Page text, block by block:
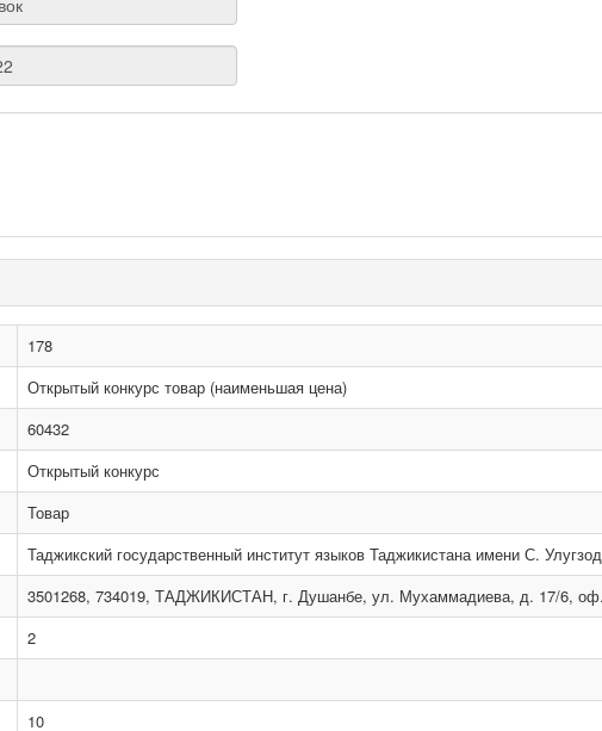
178
Открытый конкурс товар (наименьшая цена)
60432
Открытый конкурс
Товар
Таджикский государственный институт языков Таджикистана имени С.
3501268, 734019, ТАДЖИКИСТАН, г. Душанбе, ул. Мухаммадиева, д. 17/6,
2
10